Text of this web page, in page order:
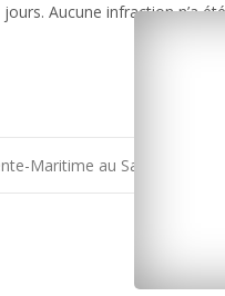
Aucune infraction n’a
Maritime au Salon de